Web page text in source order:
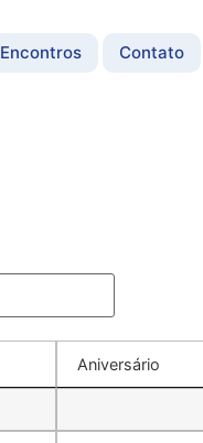
Encontros Contato
Aniversário